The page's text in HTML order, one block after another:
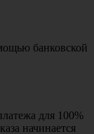
банковской
для 100%
начинается